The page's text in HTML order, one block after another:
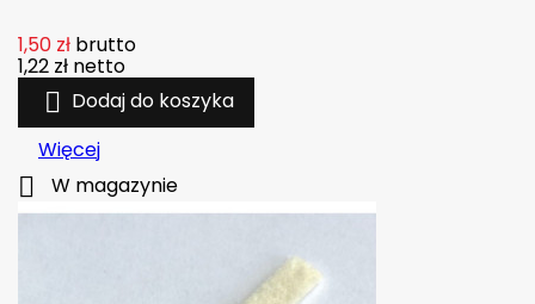
1,50 zł brutto
1,22 zł netto
 Dodaj do koszyka
Więcej
 W magazynie